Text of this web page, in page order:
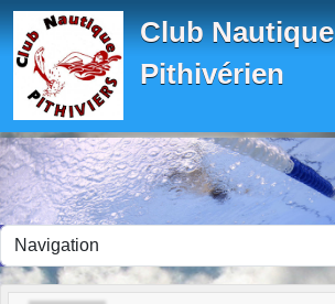
Club Nautique
Pithivérien
Panneau de gestion des cookies